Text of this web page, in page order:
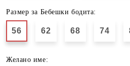
Размер за Бебешки бодита:
56 62 68 74
Желано име: